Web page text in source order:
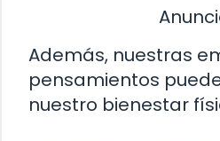
Además, nuestras
pensamientos
nuestro bienestar